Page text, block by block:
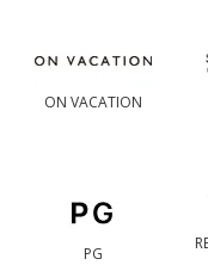
ON VACATION
PG